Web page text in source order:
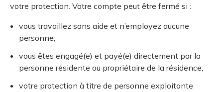
votre protection. Votre compte peut être fermé si :
vous travaillez sans aide et n’employez aucune
personne;
vous êtes engagé(e) et payé(e) directement par la
personne résidente ou propriétaire de la résidence;
votre protection à titre de personne exploitante